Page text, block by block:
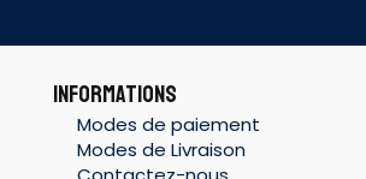
INFORMATIONS
Modes de paiement
Modes de Livraison